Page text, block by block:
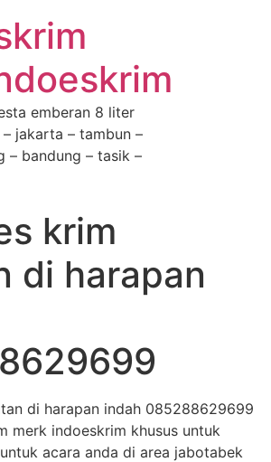
emberan 8 liter
jakarta – tambun –
– bandung – tasik –
krim
di harapan
di harapan indah 085288629699
merk indoeskrim khusus untuk
acara anda di area jabotabek